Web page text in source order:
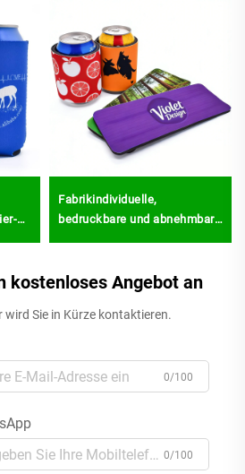
Fabrikindividuelle,
bedruckbare und abnehmbare
Schlagwickler-Kühler für 330-
kostenloses Angebot an
wird Sie in Kürze kontaktieren.
0/100
0/100